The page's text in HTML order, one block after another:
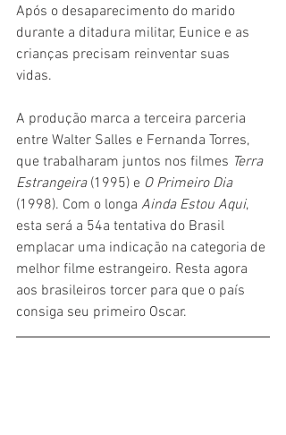
Após o desaparecimento do marido
durante a ditadura militar, Eunice e as
crianças precisam reinventar suas
vidas.
A produção marca a terceira parceria
entre Walter Salles e Fernanda Torres,
que trabalharam juntos nos filmes Terra
Estrangeira (1995) e O Primeiro Dia
(1998). Com o longa Ainda Estou Aqui,
esta será a 54a tentativa do Brasil
emplacar uma indicação na categoria de
melhor filme estrangeiro. Resta agora
aos brasileiros torcer para que o país
consiga seu primeiro Oscar.